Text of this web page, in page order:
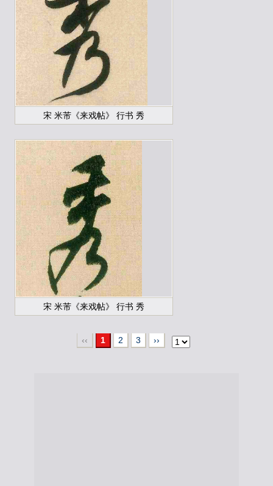
宋 米芾《来戏帖》 行书 秀
宋 米芾《来戏帖》 行书 秀
‹‹ 1 2 3 ››